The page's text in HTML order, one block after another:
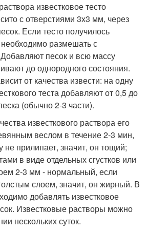
известковое тесто
с отверстиями 3х3 мм, через
Если тесто получилось
размешать с
песок и всю массу
до однородного состояния.
от качества извести: на одну
теста добавляют от 0,5 до
(обычно 2-3 части).
известкового раствора его
веслом в течение 2-3 мин,
не прилипает, значит, он тощий;
в виде отдельных сгустков или
2-3 мм - нормальный, если
слоем, значит, он жирный. В
добавлять известковое
Известковые растворы можно
нескольких суток.